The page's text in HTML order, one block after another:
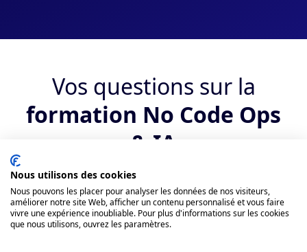
Vos questions sur la
formation No Code Ops
& IA
Qui peut suivre la formation ?
Quels sont les débouchés suite au
bootcamp No Code Ops & IA ?
Nous utilisons des cookies
Nous pouvons les placer pour analyser les données de nos visiteurs,
améliorer notre site Web, afficher un contenu personnalisé et vous faire
vivre une expérience inoubliable. Pour plus d'informations sur les cookies
que nous utilisons, ouvrez les paramètres.